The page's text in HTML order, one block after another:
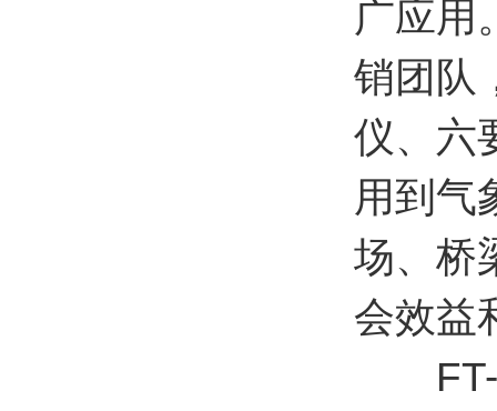
广应用
销团队
仪、六
用到气
场、桥
会效益
FT-